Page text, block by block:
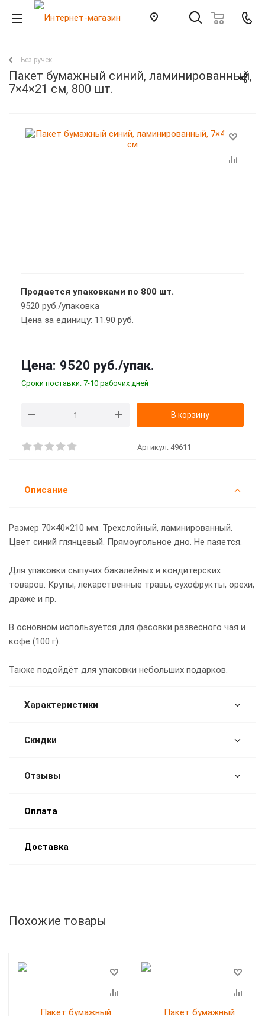
Без ручек
Пакет бумажный синий, ламинированный,
7×4×21 см, 800 шт.
Продается упаковками по 800 шт.
9520 руб./упаковка
Цена за единицу: 11.90 руб.
Цена: 9520 руб./упак.
Сроки поставки: 7-10 рабочих дней
В корзину
Артикул: 49611
Описание
Размер 70×40×210 мм. Трехслойный, ламинированный.
Цвет синий глянцевый. Прямоугольное дно. Не паяется.
Для упаковки сыпучих бакалейных и кондитерских
товаров. Крупы, лекарственные травы, сухофрукты, орехи,
драже и пр.
В основном используется для фасовки развесного чая и
кофе (100 г).
Также подойдёт для упаковки небольших подарков.
Характеристики
Скидки
Отзывы
Оплата
Доставка
Похожие товары